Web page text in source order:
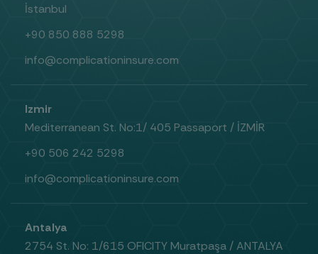
İstanbul
+90 850 888 5298
info@complicationinsure.com
Izmir
Mediterranean St. No:1/ 405 Passaport / İZMİR
+90 506 242 5298
info@complicationinsure.com
Antalya
2754 St. No: 1/615 OFICITY Muratpaşa / ANTALYA